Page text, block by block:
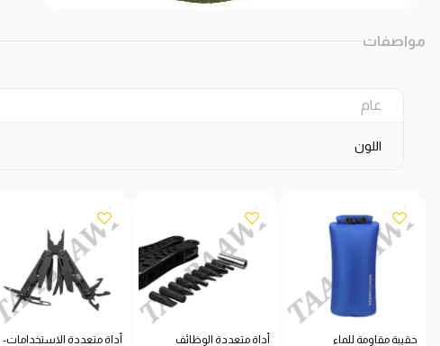
مواصفات
عام
اللون
حقيبة مقاومة للماء أداة متعددة الوظائف
أداة متعددة الاستخدامات-